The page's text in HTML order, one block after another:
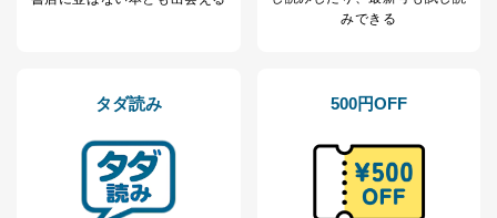
の個人情報
その他当社のプライバシーポリシ
ータ（開示対象個人情報）の利用目的であり、下記4.の
なお、6、7については、パートナー（提携企業）様又は
各SNS運営会社様にご請求いただきますようお願い致し
ます。
みできる
タダ読み 500円OFF